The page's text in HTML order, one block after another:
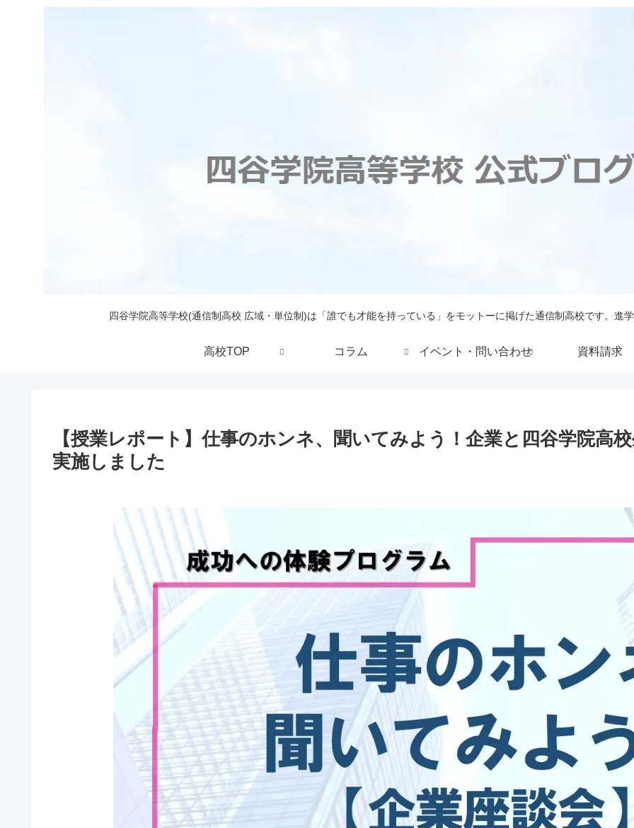
四谷学院高等学校(通信制高校 広域・単位制)は「誰でも才能を持っている」をモットーに掲げた通信制高校です。進
高校TOP コラム イベント・問い合わせ 資料請求
【授業レポート】仕事のホンネ、聞いてみよう！企業と四谷学院高
実施しました